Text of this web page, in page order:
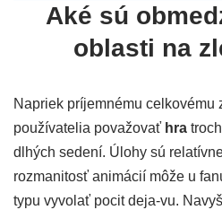
Aké sú
oblasti na
Napriek príjemnému celkovému
používatelia považovať hra
dlhých sedení. Úlohy sú
rozmanitosť animácií môže u
typu vyvolať pocit deja-vu.